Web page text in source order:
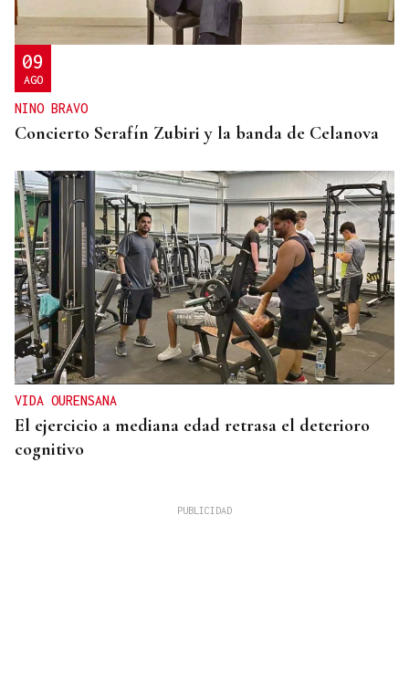
09
AGO
NINO BRAVO
Concierto Serafín Zubiri y la banda de Celanova
VIDA OURENSANA
El ejercicio a mediana edad retrasa el deterioro
cognitivo